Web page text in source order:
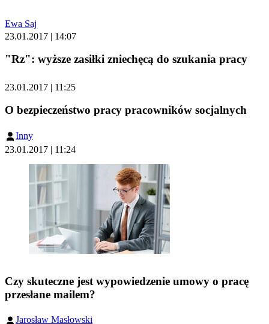
Ewa Saj
23.01.2017 | 14:07
"Rz": wyższe zasiłki zniechęcą do szukania pracy
23.01.2017 | 11:25
O bezpieczeństwo pracy pracowników socjalnych
Inny
23.01.2017 | 11:24
Czy skuteczne jest wypowiedzenie umowy o pracę
przesłane mailem?
Jarosław Masłowski